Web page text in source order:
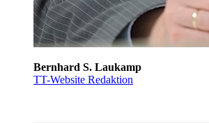
Bernhard S. Laukamp
TT-Website Redaktion